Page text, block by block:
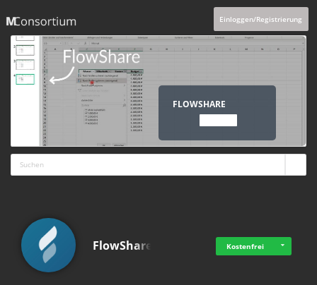
Einloggen/Registrierung
FLOWSHARE
FlowShare Kostenfrei